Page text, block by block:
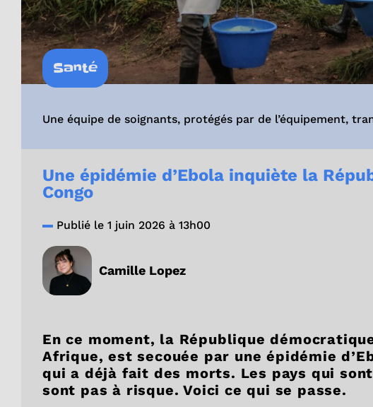
Santé
Une équipe de soignants, protégés par de l’équipement,
Une épidémie d’Ebola inquiète la
Congo
Publié le 1 juin 2026 à 13h00
Camille Lopez
En ce moment, la République
Afrique, est secouée par une épidémie
qui a déjà fait des morts. Les pays qui
sont pas à risque. Voici ce qui se passe.